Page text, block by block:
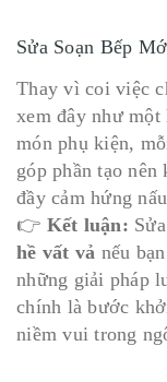
Sửa Soạn Bếp
Thay vì coi việc
xem đây như một
món phụ kiện,
góp phần tạo nên
đầy cảm hứng
👉 Kết luận:
hề vất vả nếu
những giải pháp
chính là bước
niềm vui trong